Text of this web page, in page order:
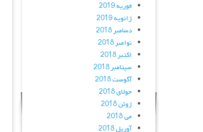
فوریه 2019
ژانویه 2019
دسامبر 2018
نوامبر 2018
اکتبر 2018
سپتامبر 2018
آگوست 2018
جولای 2018
ژوئن 2018
می 2018
آوریل 2018